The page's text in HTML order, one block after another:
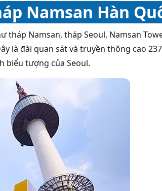
Namsan Hàn
tháp Namsan, tháp Seoul, Namsan
là đài quan sát và truyền thông cao
biểu tượng của Seoul.